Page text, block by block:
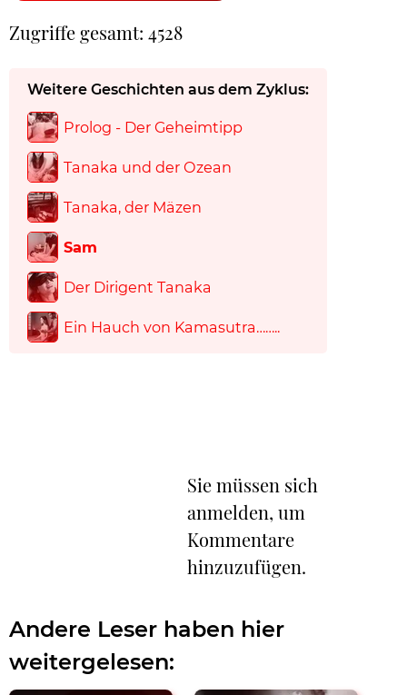
Zugriffe gesamt: 4528
Weitere Geschichten aus dem Zyklus:
Prolog - Der Geheimtipp
Tanaka und der Ozean
Tanaka, der Mäzen
Sam
Der Dirigent Tanaka
Ein Hauch von Kamasutra……..
Sie müssen sich
anmelden, um
Kommentare
hinzuzufügen.
Andere Leser haben hier
weitergelesen: